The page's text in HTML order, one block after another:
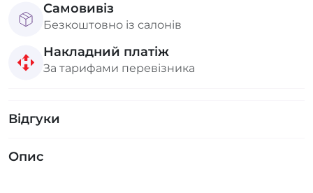
Самовивіз
Безкоштовно із салонів
Накладний платіж
За тарифами перевізника
Відгуки
Опис